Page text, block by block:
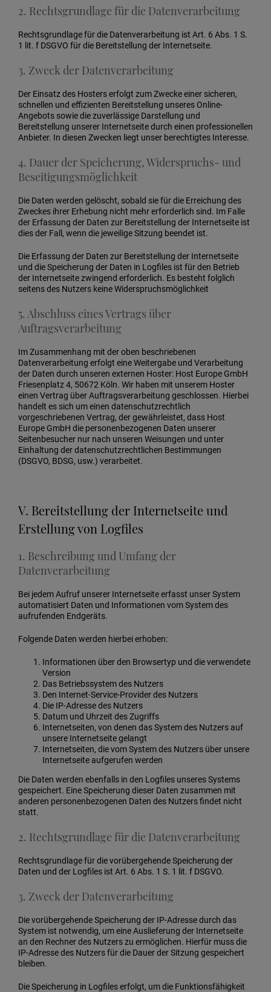
2. Rechtsgrundlage für die Datenverarbeitung
Rechtsgrundlage für die Datenverarbeitung ist Art. 6 Abs. 1 S.
1 lit. f DSGVO für die Bereitstellung der Internetseite.
3. Zweck der Datenverarbeitung
Der Einsatz des Hosters erfolgt zum Zwecke einer sicheren,
schnellen und effizienten Bereitstellung unseres Online-
Angebots sowie die zuverlässige Darstellung und
Bereitstellung unserer Internetseite durch einen professionellen
Anbieter. In diesen Zwecken liegt unser berechtigtes Interesse.
4. Dauer der Speicherung, Widerspruchs- und
Beseitigungsmöglichkeit
Die Daten werden gelöscht, sobald sie für die Erreichung des
Zweckes ihrer Erhebung nicht mehr erforderlich sind. Im Falle
der Erfassung der Daten zur Bereitstellung der Internetseite ist
dies der Fall, wenn die jeweilige Sitzung beendet ist.
Die Erfassung der Daten zur Bereitstellung der Internetseite
und die Speicherung der Daten in Logfiles ist für den Betrieb
der Internetseite zwingend erforderlich. Es besteht folglich
seitens des Nutzers keine Widerspruchsmöglichkeit
5. Abschluss eines Vertrags über
Auftragsverarbeitung
Im Zusammenhang mit der oben beschriebenen
Datenverarbeitung erfolgt eine Weitergabe und Verarbeitung
der Daten durch unseren externen Hoster: Host Europe GmbH
Friesenplatz 4, 50672 Köln. Wir haben mit unserem Hoster
einen Vertrag über Auftragsverarbeitung geschlossen. Hierbei
handelt es sich um einen datenschutzrechtlich
vorgeschriebenen Vertrag, der gewährleistet, dass Host
Europe GmbH die personenbezogenen Daten unserer
Seitenbesucher nur nach unseren Weisungen und unter
Einhaltung der datenschutzrechtlichen Bestimmungen
(DSGVO, BDSG, usw.) verarbeitet.
V. Bereitstellung der Internetseite und
Erstellung von Logfiles
1. Beschreibung und Umfang der
Datenverarbeitung
Bei jedem Aufruf unserer Internetseite erfasst unser System
automatisiert Daten und Informationen vom System des
aufrufenden Endgeräts.
Folgende Daten werden hierbei erhoben:
Informationen über den Browsertyp und die verwendete
Version
Das Betriebssystem des Nutzers
Den Internet-Service-Provider des Nutzers
Die IP-Adresse des Nutzers
Datum und Uhrzeit des Zugriffs
Internetseiten, von denen das System des Nutzers auf
unsere Internetseite gelangt
Internetseiten, die vom System des Nutzers über unsere
Internetseite aufgerufen werden
Die Daten werden ebenfalls in den Logfiles unseres Systems
gespeichert. Eine Speicherung dieser Daten zusammen mit
anderen personenbezogenen Daten des Nutzers findet nicht
statt.
2. Rechtsgrundlage für die Datenverarbeitung
Rechtsgrundlage für die vorübergehende Speicherung der
Daten und der Logfiles ist Art. 6 Abs. 1 S. 1 lit. f DSGVO.
3. Zweck der Datenverarbeitung
Die vorübergehende Speicherung der IP-Adresse durch das
System ist notwendig, um eine Auslieferung der Internetseite
an den Rechner des Nutzers zu ermöglichen. Hierfür muss die
IP-Adresse des Nutzers für die Dauer der Sitzung gespeichert
bleiben.
Die Speicherung in Logfiles erfolgt, um die Funktionsfähigkeit